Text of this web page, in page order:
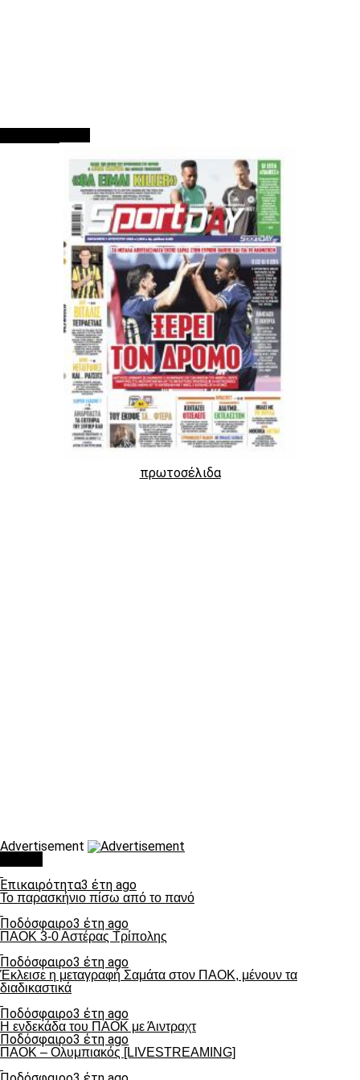
πρωτοσέλιδα
Advertisement
Επικαιρότητα3 έτη ago
Το παρασκήνιο πίσω από το πανό
Ποδόσφαιρο3 έτη ago
ΠΑΟΚ 3-0 Αστέρας Τρίπολης
Ποδόσφαιρο3 έτη ago
Έκλεισε η μεταγραφή Σαμάτα στον ΠΑΟΚ, μένουν τα
διαδικαστικά
Ποδόσφαιρο3 έτη ago
Η ενδεκάδα του ΠΑΟΚ με Άιντραχτ
Ποδόσφαιρο3 έτη ago
ΠΑΟΚ – Ολυμπιακός [LIVESTREAMING]